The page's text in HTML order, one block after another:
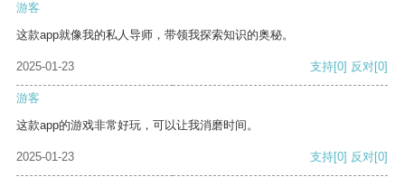
游客
这款app就像我的私人导师，带领我探索知识的奥秘。
2025-01-23 支持[0] 反对[0]
游客
这款app的游戏非常好玩，可以让我消磨时间。
2025-01-23 支持[0] 反对[0]